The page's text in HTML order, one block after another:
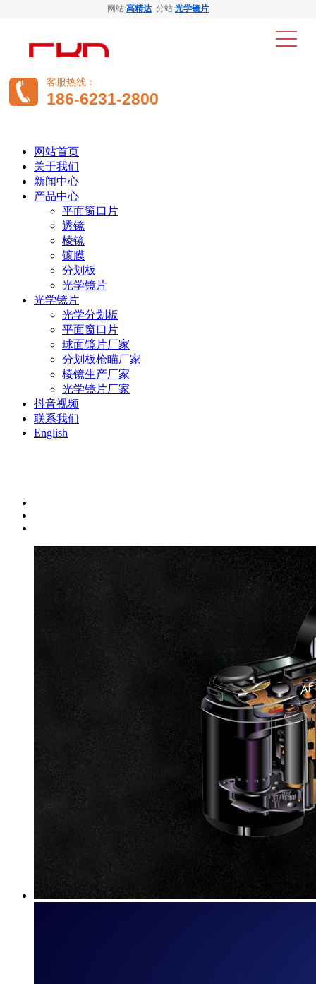
网站:高精达 分站:光学镜片
客服热线：
186-6231-2800
网站首页
关于我们
新闻中心
产品中心
平面窗口片
透镜
棱镜
镀膜
分划板
光学镜片
光学镜片
光学分划板
平面窗口片
球面镜片厂家
分划板枪瞄厂家
棱镜生产厂家
光学镜片厂家
抖音视频
联系我们
English